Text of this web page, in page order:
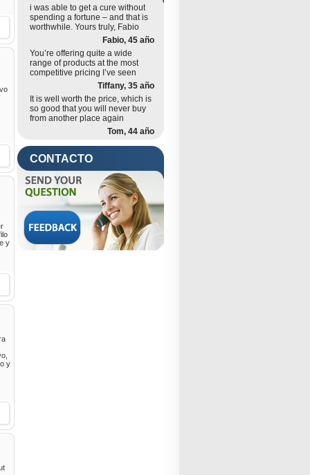
y
y
i was able to get a cure without
spending a fortune – and that is
worthwhile. Yours truly, Fabio
Fabio, 45 año
You’re offering quite a wide
range of products at the most
competitive pricing I’ve seen
Tiffany, 35 año
It is well worth the price, which is
so good that you will never buy
from another place again
Tom, 44 año
CONTACTO